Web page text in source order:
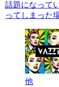
話題になって
ってしまった
他